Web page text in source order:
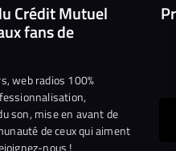
Crédit Mutuel
fans de
web radios 100%
son, mise en avant de
de ceux qui aiment
nous !